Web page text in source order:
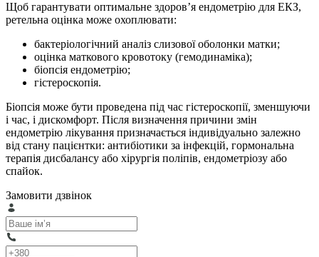
Щоб гарантувати оптимальне здоров’я ендометрію для ЕКЗ,
ретельна оцінка може охоплювати:
бактеріологічний аналіз слизової оболонки матки;
оцінка маткового кровотоку (гемодинаміка);
біопсія ендометрію;
гістероскопія.
Біопсія може бути проведена під час гістероскопії, зменшуючи
і час, і дискомфорт. Після визначення причини змін
ендометрію лікування призначається індивідуально залежно
від стану пацієнтки: антибіотики за інфекцій, гормональна
терапія дисбалансу або хірургія поліпів, ендометріозу або
спайок.
Замовити дзвінок